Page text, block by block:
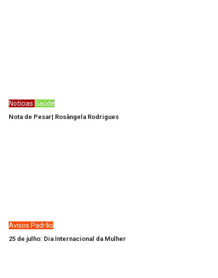
Notícias Saúde
Nota de Pesar| Rosângela Rodrigues
Avisos Padrão
25 de julho: Dia Internacional da Mulher